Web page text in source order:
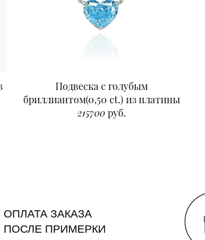
Подвеска с голубым
бриллиантом(0,50 ct.) из платины
215700руб.
ОПЛАТА ЗАКАЗА
ПОСЛЕ ПРИМЕРКИ